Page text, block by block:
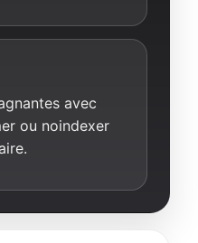
avec
ou noindexer